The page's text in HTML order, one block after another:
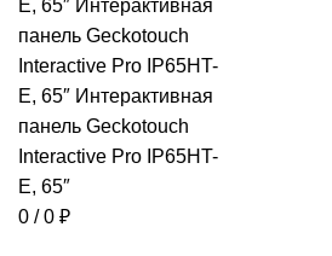
0 / 0 ₽